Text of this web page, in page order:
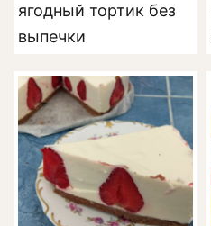
ягодный тортик без
выпечки